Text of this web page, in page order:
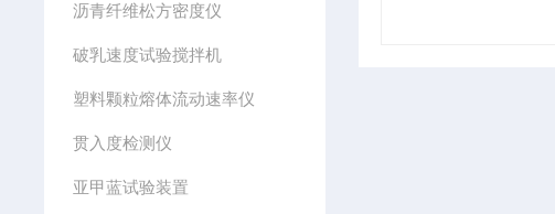
沥青纤维松方密度仪
破乳速度试验搅拌机
塑料颗粒熔体流动速率仪
贯入度检测仪
亚甲蓝试验装置